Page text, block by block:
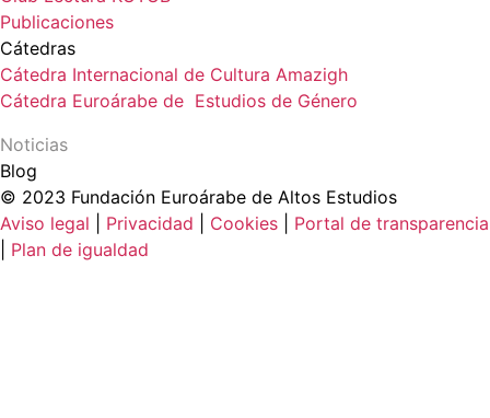
Publicaciones
Cátedras
Cátedra Internacional de Cultura Amazigh
Cátedra Euroárabe de Estudios de Género
Noticias
Blog
© 2023 Fundación Euroárabe de Altos Estudios
Aviso legal
Privacidad Cookies
Portal de transparencia
Plan de igualdad